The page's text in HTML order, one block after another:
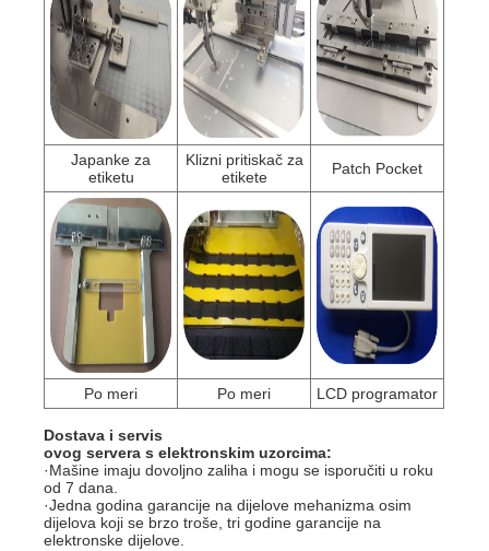
Japanke za
etiketu
Klizni pritiskač za
etikete
Patch Pocket
Po meri Po meri LCD programator
Dostava i servis
ovog servera s elektronskim uzorcima:
·Mašine imaju dovoljno zaliha i mogu se isporučiti u roku
od 7 dana.
·Jedna godina garancije na dijelove mehanizma osim
dijelova koji se brzo troše, tri godine garancije na
elektronske dijelove.